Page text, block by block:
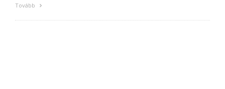
Tovább